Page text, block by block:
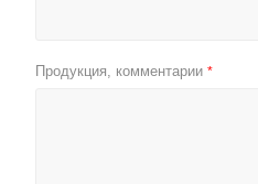
Продукция, комментарии *